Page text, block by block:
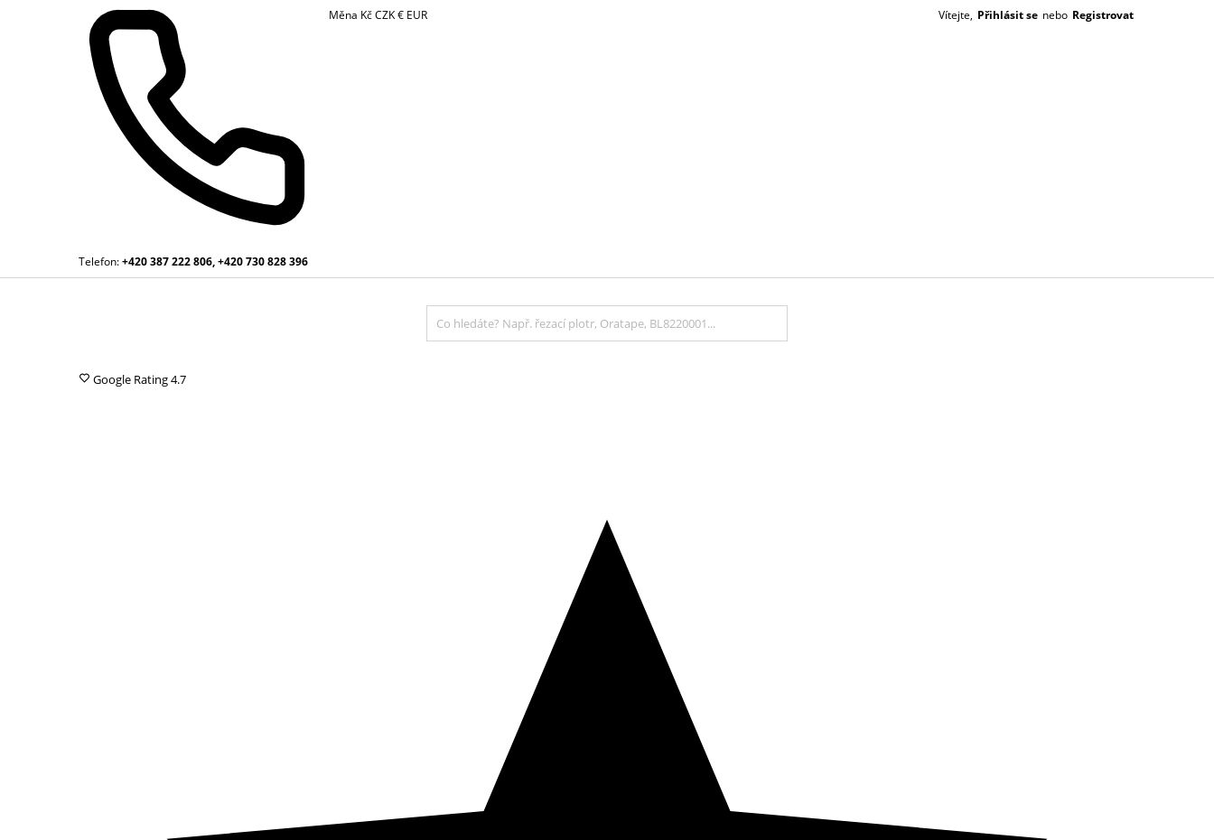
Telefon:+420 387 222 806, +420 730 828 396
Vítejte, Přihlásit se nebo Registrovat
Měna KčCZK€ EUR
Google Rating4.7